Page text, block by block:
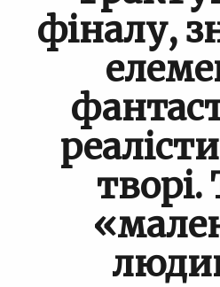
фіналу,
творі.